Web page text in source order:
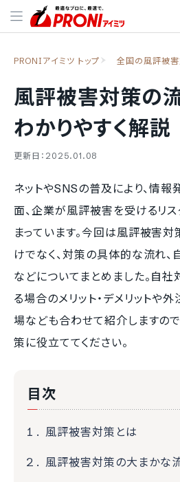
PRONIアイミツ トップ 全国の風評被
風評被害対策の
わかりやすく解説
更新日：2025.01.08
ネットやSNSの普及により、情
面、企業が風評被害を受けるリ
まっています。今回は風評被害
けでなく、対策の具体的な流れ
などについてまとめました。自
る場合のメリット・デメリットや
場なども合わせて紹介しますの
策に役立ててください。
目次
風評被害対策とは
風評被害対策の大まかな